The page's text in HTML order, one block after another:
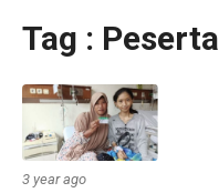
Tag : Peserta
3 year ago